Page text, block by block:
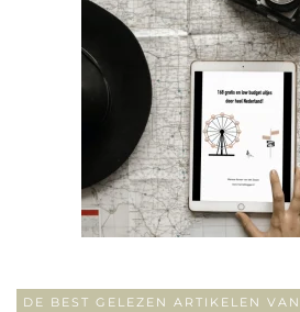
DE BEST GELEZEN ARTIKELEN